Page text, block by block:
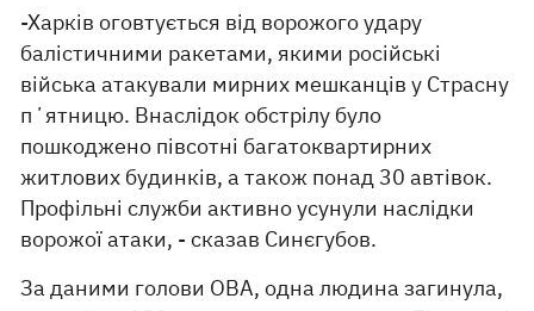
-Харків оговтується від ворожого удару
балістичними ракетами, якими російські
війська атакували мирних мешканців у Страсну
пʼятницю. Внаслідок обстрілу було
пошкоджено півсотні багатоквартирних
житлових будинків, а також понад 30 автівок.
Профільні служби активно усунули наслідки
ворожої атаки, - сказав Синєгубов.
За даними голови ОВА, одна людина загинула,